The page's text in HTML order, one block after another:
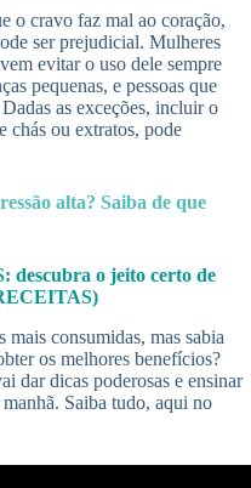
o cravo faz mal ao coração,
ser prejudicial. Mulheres
evitar o uso dele sempre
pequenas, e pessoas que
as exceções, incluir o
chás ou extratos, pode
alta? Saiba de que
o jeito certo de
mais consumidas, mas sabia
os melhores benefícios?
dar dicas poderosas e ensinar
Saiba tudo, aqui no